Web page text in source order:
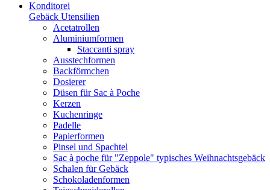
Konditorei
Gebäck Utensilien
Acetatrollen
Aluminiumformen
Staccanti spray
Ausstechformen
Backförmchen
Dosierer
Düsen für Sac à Poche
Kerzen
Kuchenringe
Padelle
Papierformen
Pinsel und Spachtel
Sac à poche für "Zeppole" typisches Weihnachtsgebäck
Schalen für Gebäck
Schokoladenformen